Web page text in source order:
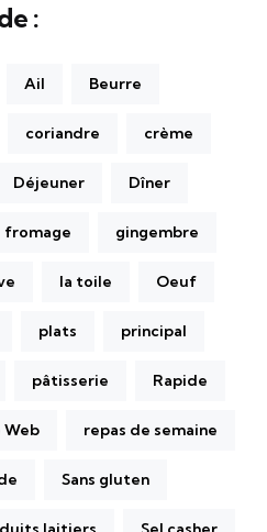
:
Ail Beurre
coriandre crème
Déjeuner Dîner
fromage gingembre
la toile Oeuf
plats principal
pâtisserie Rapide
repas de semaine
Sans gluten